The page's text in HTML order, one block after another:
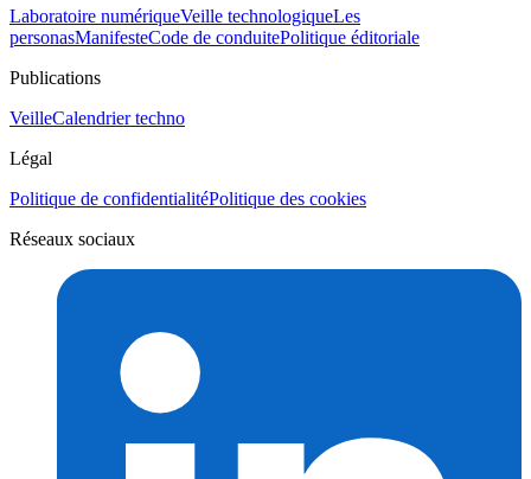
Laboratoire numériqueVeille technologiqueLes
personasManifesteCode de conduitePolitique éditoriale
Publications
VeilleCalendrier techno
Légal
Politique de confidentialitéPolitique des cookies
Réseaux sociaux